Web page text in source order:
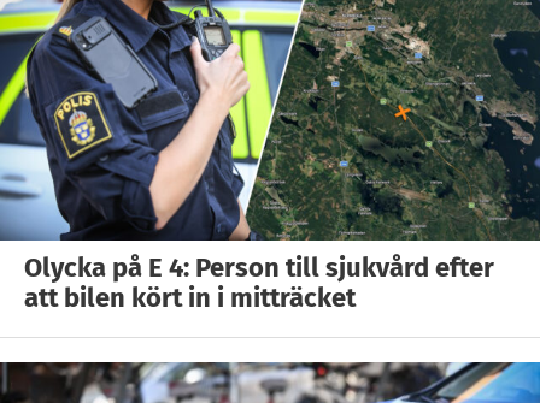
Olycka på E 4: Person till sjukvård efter
att bilen kört in i mitträcket